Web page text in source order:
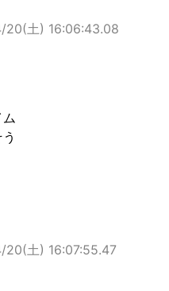
土) 16:06:43.08
土) 16:07:55.47